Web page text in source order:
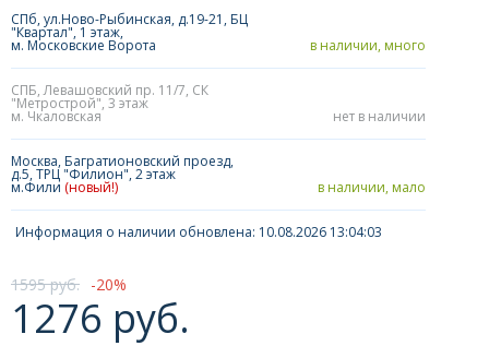
СПб, ул.Ново-Рыбинская, д.19-21, БЦ
"Квартал", 1 этаж,
м. Московские Ворота в наличии, много
СПБ, Левашовский пр. 11/7, СК
"Метрострой", 3 этаж
м. Чкаловская нет в наличии
Москва, Багратионовский проезд,
д.5, ТРЦ "Филион", 2 этаж
м.Фили (новый!) в наличии, мало
Информация о наличии обновлена: 10.08.2026 13:04:03
1595 руб. 20
1276 руб.